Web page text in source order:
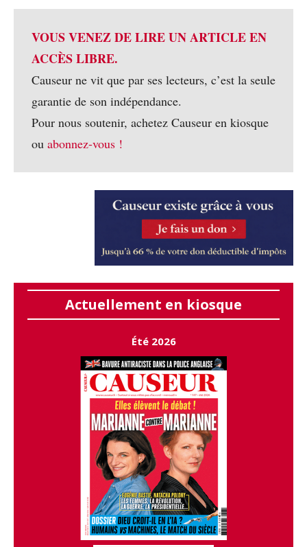
VOUS VENEZ DE LIRE UN ARTICLE EN
ACCÈS LIBRE.
Causeur ne vit que par ses lecteurs, c’est la seule
garantie de son indépendance.
Pour nous soutenir, achetez Causeur en kiosque
ou abonnez-vous !
Actuellement en kiosque
Été 2026